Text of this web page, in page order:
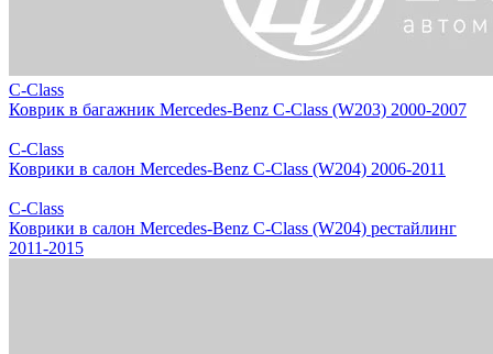
C-Class
Коврик в багажник Mercedes-Benz C-Class (W203) 2000-2007
C-Class
Коврики в салон Mercedes-Benz C-Class (W204) 2006-2011
C-Class
Коврики в салон Mercedes-Benz C-Class (W204) рестайлинг
2011-2015